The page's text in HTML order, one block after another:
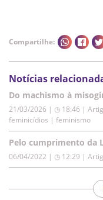
Compartilhe:
Notícias
Do machismo à
21/03/2026 | ◷ 18:46 |
feminicídios | feminismo
Pelo cumprimento da
06/04/2022 | ◷ 12:29 |